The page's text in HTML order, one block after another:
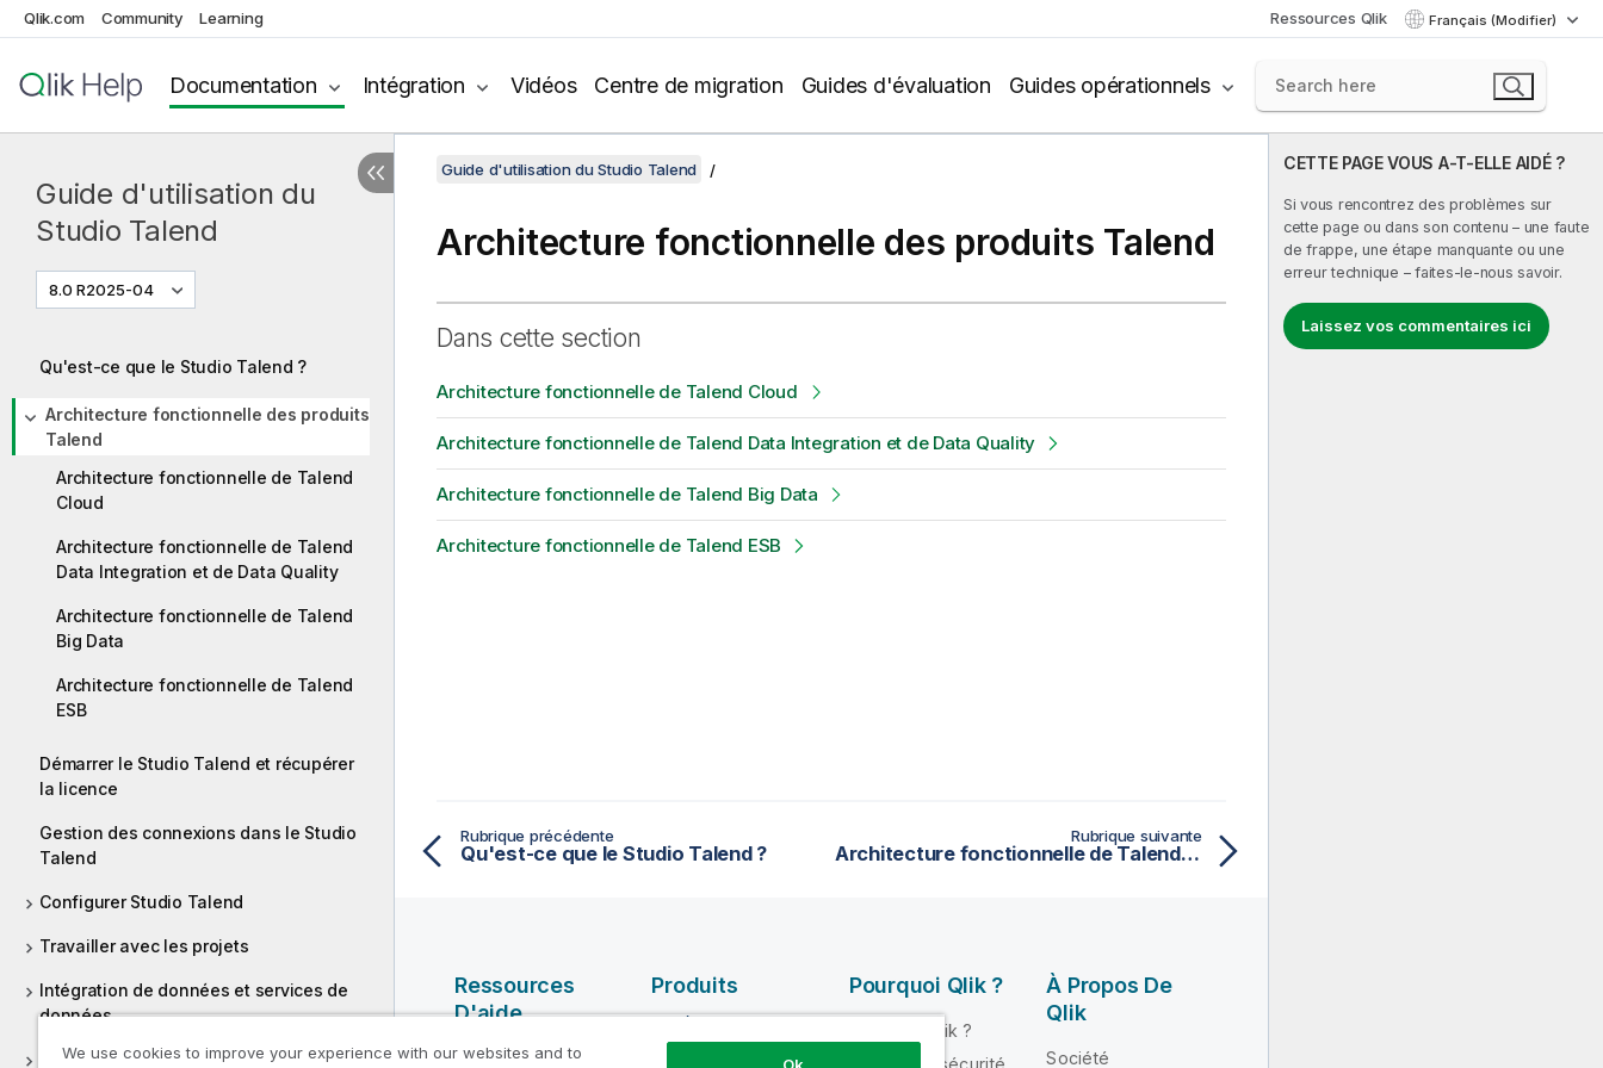
Qlik.com Community Learning Ressources Qlik Français (Modifier)
Documentation Intégration Vidéos Centre de migration Guides d'évaluation Guides opérationnels
Guide d'utilisation du
Studio Talend
8.0 R2025-04
Qu'est-ce que le Studio Talend ?
Architecture fonctionnelle des produits
Talend
Architecture fonctionnelle de Talend
Cloud
Architecture fonctionnelle de Talend
Data Integration et de Data Quality
Architecture fonctionnelle de Talend
Big Data
Architecture fonctionnelle de Talend
ESB
Démarrer le Studio Talend et récupérer
la licence
Gestion des connexions dans le Studio
Talend
Configurer Studio Talend
Travailler avec les projets
Intégration de données et services de
données
Big Data
CETTE PAGE VOUS A-T-ELLE AIDÉ ?
Si vous rencontrez des problèmes sur
cette page ou dans son contenu – une faute
de frappe, une étape manquante ou une
erreur technique – faites-le-nous savoir.
Laissez vos commentaires ici
Guide d'utilisation du Studio Talend
Architecture fonctionnelle des produits Talend
Dans cette section
Architecture fonctionnelle de Talend Cloud
Architecture fonctionnelle de Talend Data Integration et de Data Quality
Architecture fonctionnelle de Talend Big Data
Architecture fonctionnelle de Talend ESB
Rubrique précédente
Qu'est-ce que le Studio Talend ?
Rubrique suivante
Architecture fonctionnelle de Talend Cloud
Ressources
D'aide
Vidéos Qlik Help
Produits
QUALITÉ DE
Pourquoi Qlik ?
Pourquoi Qlik ?
Fiabilité et sécurité
À Propos De
Qlik
Société
We use cookies to improve your experience with our websites and to